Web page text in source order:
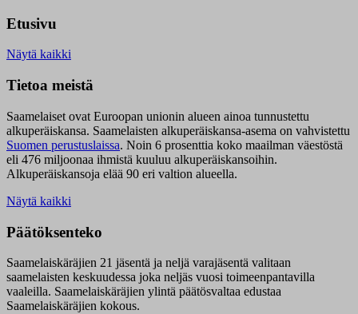
Etusivu
Näytä kaikki
Tietoa meistä
Saamelaiset ovat Euroopan unionin alueen ainoa tunnustettu
alkuperäiskansa. Saamelaisten alkuperäiskansa-asema on vahvistettu
Suomen perustuslaissa. Noin 6 prosenttia koko maailman väestöstä
eli 476 miljoonaa ihmistä kuuluu alkuperäiskansoihin.
Alkuperäiskansoja elää 90 eri valtion alueella.
Näytä kaikki
Päätöksenteko
Saamelaiskäräjien 21 jäsentä ja neljä varajäsentä valitaan
saamelaisten keskuudessa joka neljäs vuosi toimeenpantavilla
vaaleilla. Saamelaiskäräjien ylintä päätösvaltaa edustaa
Saamelaiskäräjien kokous.